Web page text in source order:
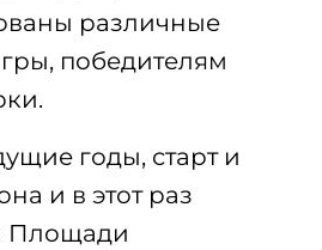
различные
победителям
годы, старт и
и в этот раз
Площади